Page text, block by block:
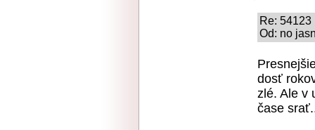
Re: 54123
Od: no
dosť
zlé. Ale v
čase